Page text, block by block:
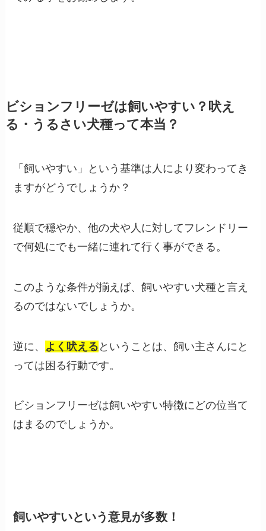
ビションフリーゼは飼いやすい？吠え
る・うるさい犬種って本当？
「飼いやすい」という基準は人により変わってき
ますがどうでしょうか？
従順で穏やか、他の犬や人に対してフレンドリー
で何処にでも一緒に連れて行く事ができる。
このような条件が揃えば、飼いやすい犬種と言え
るのではないでしょうか。
逆に、 よく吠える ということは、飼い主さんにと
っては困る行動です。
ビションフリーゼは飼いやすい特徴にどの位当て
はまるのでしょうか。
飼いやすいという意見が多数！